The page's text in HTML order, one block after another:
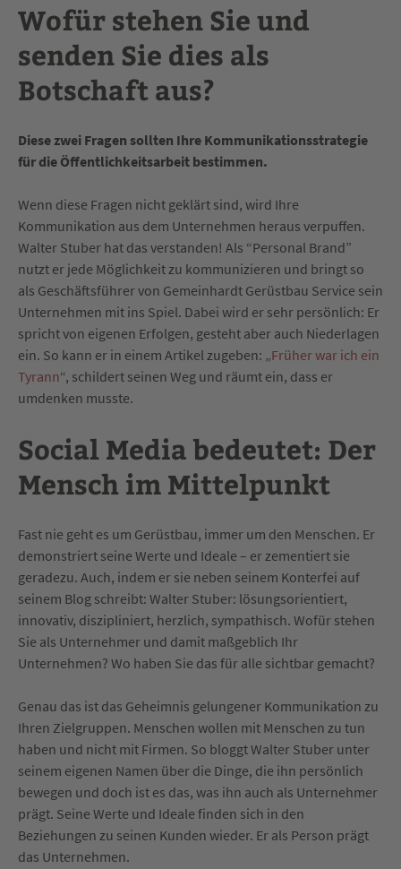
Wofür stehen Sie und
senden Sie dies als
Botschaft aus?
Diese zwei Fragen sollten Ihre Kommunikationsstrategie
für die Öffentlichkeitsarbeit bestimmen.
Wenn diese Fragen nicht geklärt sind, wird Ihre
Kommunikation aus dem Unternehmen heraus verpuffen.
Walter Stuber hat das verstanden! Als “Personal Brand”
nutzt er jede Möglichkeit zu kommunizieren und bringt so
als Geschäftsführer von Gemeinhardt Gerüstbau Service sein
Unternehmen mit ins Spiel. Dabei wird er sehr persönlich: Er
spricht von eigenen Erfolgen, gesteht aber auch Niederlagen
ein. So kann er in einem Artikel zugeben: „Früher war ich ein
Tyrann“, schildert seinen Weg und räumt ein, dass er
umdenken musste.
Social Media bedeutet: Der
Mensch im Mittelpunkt
Fast nie geht es um Gerüstbau, immer um den Menschen. Er
demonstriert seine Werte und Ideale – er zementiert sie
geradezu. Auch, indem er sie neben seinem Konterfei auf
seinem Blog schreibt: Walter Stuber: lösungsorientiert,
innovativ, diszipliniert, herzlich, sympathisch. Wofür stehen
Sie als Unternehmer und damit maßgeblich Ihr
Unternehmen? Wo haben Sie das für alle sichtbar gemacht?
Genau das ist das Geheimnis gelungener Kommunikation zu
Ihren Zielgruppen. Menschen wollen mit Menschen zu tun
haben und nicht mit Firmen. So bloggt Walter Stuber unter
seinem eigenen Namen über die Dinge, die ihn persönlich
bewegen und doch ist es das, was ihn auch als Unternehmer
prägt. Seine Werte und Ideale finden sich in den
Beziehungen zu seinen Kunden wieder. Er als Person prägt
das Unternehmen.